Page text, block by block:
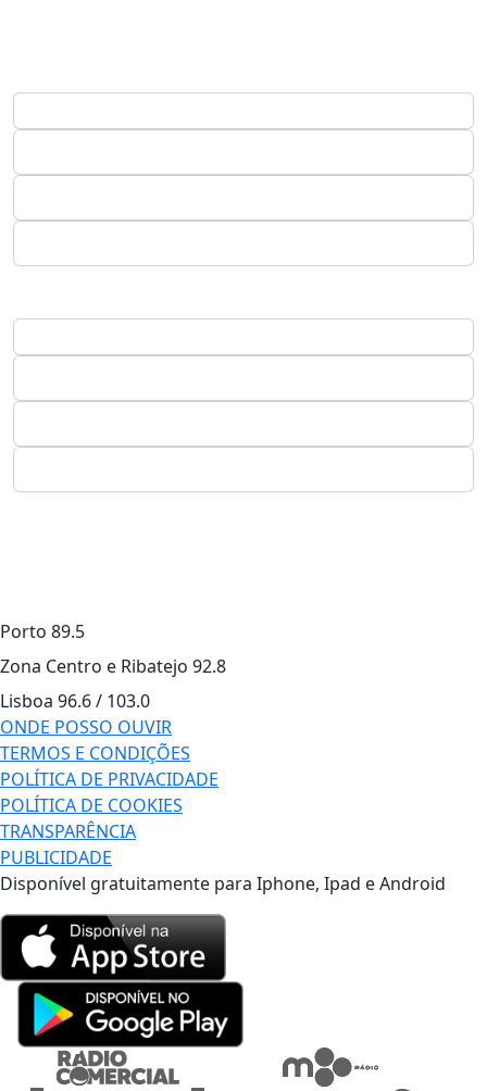
Porto 89.5
Zona Centro e Ribatejo 92.8
Lisboa 96.6 / 103.0
ONDE POSSO OUVIR
TERMOS E CONDIÇÕES
POLÍTICA DE PRIVACIDADE
POLÍTICA DE COOKIES
TRANSPARÊNCIA
PUBLICIDADE
Disponível gratuitamente para Iphone, Ipad e Android